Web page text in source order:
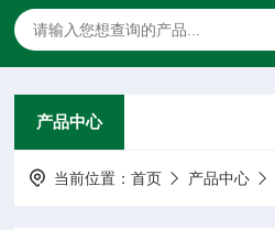
产品中心
当前位置：首页 产品中心